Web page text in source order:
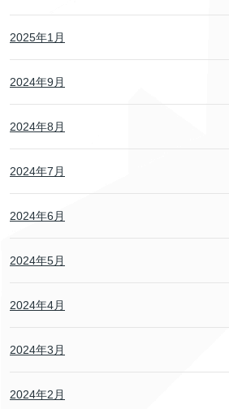
2025年1月
2024年9月
2024年8月
2024年7月
2024年6月
2024年5月
2024年4月
2024年3月
2024年2月